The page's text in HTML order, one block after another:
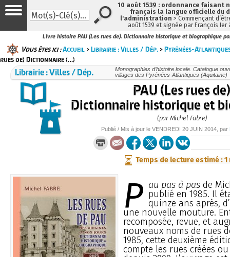
Livre histoire PAU (Les rues de). Dictionnaire historique et biographique
Vous êtes ici :Accueil >Librairie : Villes / Dép. >Pyrénées-
rues de) Dictionnaire (…)
Librairie : Villes / Dép.
Monographies d’histoire locale. Catalogue
villages des Pyrénées-Atlantiques (Aquitaine)
PAU (Les rues
Dictionnaire historique et
(par Michel Fabre)
Publié / Mis à jour le VENDREDI 20 JUIN 2014 , par
Temps de lecture estimé : 1
P au pas à pas de
publié en 1985. Il
quinze ans après,
une nouvelle mouture.
recomposée, revue, et
nouveaux noms de rues
1985, cette deuxième
compte les rues créées
10 août 1539 : ordonnance faisant
français la langue officielle du
l'administration > Commençant
août 1539 et signée par François